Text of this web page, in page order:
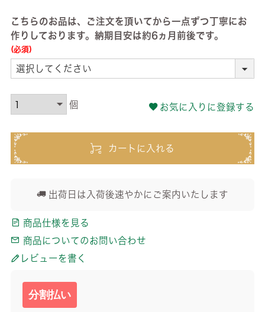
こちらのお品は、ご注文を頂いてから一点ずつ丁寧にお
作りしております。納期目安は約6ヵ月前後です。
(必須)
お気に入りに登録する
カートに入れる
出荷日は入荷後速やかにご案内いたします
商品仕様を見る
商品についてのお問い合わせ
レビューを書く
分割払い